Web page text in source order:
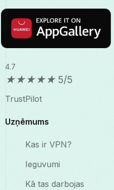
4.7
★★★★★ 5/5
TrustPilot
Uzņēmums
Kas ir VPN?
Ieguvumi
Kā tas darbojas